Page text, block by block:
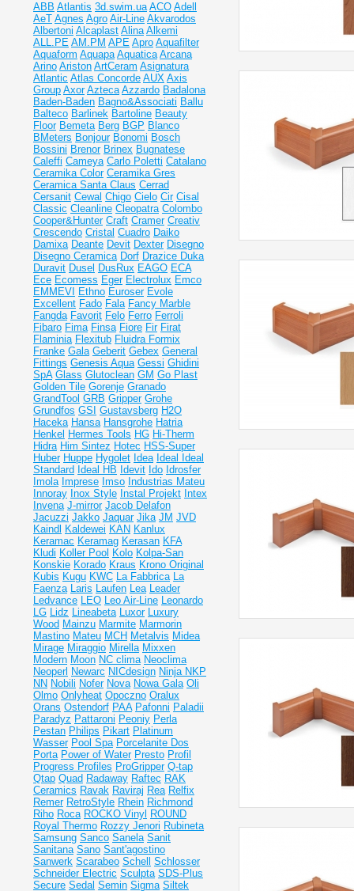
ABB Atlantis 3d.swim.ua ACO Adell
AeT Agnes Agro Air-Line Akvarodos
Albertoni Alcaplast Alina Alkemi
ALL.PE AM.PM APE Apro Aquafilter
Aquaform Aquapa Aquatica Arcana
Arino Ariston ArtCeram Asignatura
Atlantic Atlas Concorde AUX Axis
Group Axor Azteca Azzardo Badalona
Baden-Baden Bagno&Associati Ballu
Balteco Barlinek Bartoline Beauty
Floor Bemeta Berg BGP Blanco
BMeters Bonjour Bonomi Bosch
Bossini Brenor Brinex Bugnatese
Caleffi Cameya Carlo Poletti Catalano
Ceramika Color Ceramika Gres
Ceramiсa Santa Claus Cerrad
Cersanit Cewal Chigo Cielo Cir Cisal
Classic Cleanline Cleopatra Colombo
Cooper&Hunter Craft Cramer Creativ
Crescendo Cristal Cuadro Daiko
Damixa Deante Devit Dexter Disegno
Disegno Ceramica Dorf Drazice Duka
Duravit Dusel DusRux EAGO ECA
Ece Ecomess Eger Electrolux Emco
EMMEVI
Ethno Euroser Evole
Excellent Fado Fala Fancy Marble
Fangda Favorit Felo Ferro Ferroli
Fibaro Fima Finsa Fiore Fir Firat
Flaminia Flexitub Fluidra Formix
Franke Gala Geberit Gebex General
Fittings Genesis Aqua Gessi Ghidini
SpA Glass Glutoclean GM Go Plast
Golden Tile Gorenje Granado
GrandTool GRB Gripper Grohe
Grundfos GSI Gustavsberg H2O
Haceka Hansa Hansgrohe Hatria
Henkel Hermes Tools HG Hi-Therm
Hidra Him Sintez Hotec HSS-Super
Huber Huppe Hygolet Idea Ideal
Ideal
Standard Ideal НВ Idevit Ido Idrosfer
Imola Imprese Imso Industrias Mateu
Innoray Inox Style Instal Projekt Intex
Invena J-mirror Jacob Delafon
Jacuzzi Jakko Jaquar Jika JM JVD
Kaindl
Kaldewei KAN Kanlux
Keramac Keramag Kerasan KFA
Kludi Koller Pool Kolo Kolpa-San
Konskie Korado Kraus Krono Original
Kubis Kugu KWC La Fabbrica La
Faenza Laris Laufen Lea Leader
Ledvance LEO Leo Air-Line Leonardo
LG Lidz Lineabeta Luxor Luxury
Wood Mainzu Marmite Marmorin
Mastino Mateu MCH Metalvis Midea
Mirage Miraggio Mirella Mixxen
Modern Moon NC clima Neoclima
Neoperl Newarc NICdesign Ninja NKP
NN Nobili Nofer Nova Nowa Gala Oli
Olmo Onlyheat Opoczno Oralux
Orans Ostendorf PAA Pafonni Paladii
Paradyz Pattaroni Peoniy Perla
Pestan Philips Pikart Platinum
Wasser Pool Spa Porcelanite Dos
Porta Power of Water Presto Profil
Progress Profiles ProGripper Q-tap
Qtap Quad Radaway Raftec RAK
Ceramics Ravak Raviraj Rea Relfix
Remer RetroStyle Rhein Richmond
Riho Roca ROCKO Vinyl ROUND
Royal Thermo Rozzy Jenori Rubineta
Samsung Sanco Sanela Sanit
Sanitana Sano Sant'agostino
Sanwerk Scarabeo Schell
Schlosser
Schneider Electric Sculpta SDS-Plus
Secure Sedal Semin Sigma Siltek